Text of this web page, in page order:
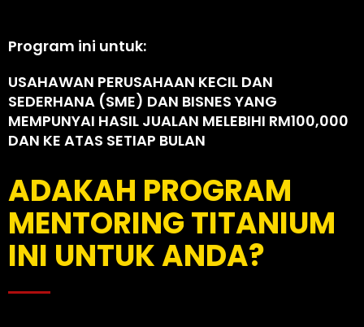
Program ini untuk:
USAHAWAN PERUSAHAAN KECIL DAN
SEDERHANA (SME) DAN BISNES YANG
MEMPUNYAI HASIL JUALAN MELEBIHI RM100,000
DAN KE ATAS SETIAP BULAN
ADAKAH PROGRAM
MENTORING TITANIUM
INI UNTUK ANDA?